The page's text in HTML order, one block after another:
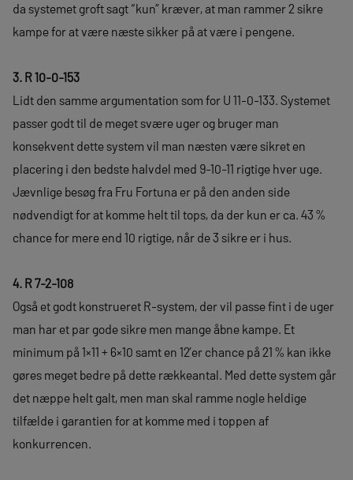
da systemet groft sagt “kun” kræver, at man rammer 2 sikre
kampe for at være næste sikker på at være i pengene.
3. R 10-0-153
Lidt den samme argumentation som for U 11-0-133. Systemet
passer godt til de meget svære uger og bruger man
konsekvent dette system vil man næsten være sikret en
placering i den bedste halvdel med 9-10-11 rigtige hver uge.
Jævnlige besøg fra Fru Fortuna er på den anden side
nødvendigt for at komme helt til tops, da der kun er ca. 43 %
chance for mere end 10 rigtige, når de 3 sikre er i hus.
4. R 7-2-108
Også et godt konstrueret R-system, der vil passe fint i de uger
man har et par gode sikre men mange åbne kampe. Et
minimum på 1×11 + 6×10 samt en 12’er chance på 21 % kan ikke
gøres meget bedre på dette rækkeantal. Med dette system går
det næppe helt galt, men man skal ramme nogle heldige
tilfælde i garantien for at komme med i toppen af
konkurrencen.